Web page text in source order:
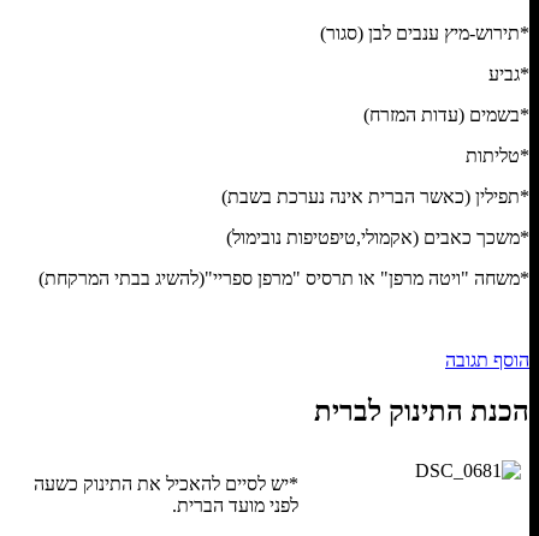
*תירוש-מיץ ענבים לבן (סגור)
*גביע
*בשמים (עדות המזרח)
*טליתות
*תפילין (כאשר הברית אינה נערכת בשבת)
*משכך כאבים (אקמולי,טיפטיפות נובימול)
*משחה "ויטה מרפן" או תרסיס "מרפן ספריי"(להשיג בבתי המרקחת)
הוסף תגובה
הכנת התינוק לברית
*יש לסיים להאכיל את התינוק כשעה
לפני מועד הברית.